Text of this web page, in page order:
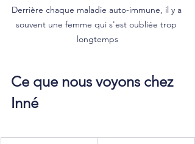
Derrière chaque maladie auto-immune, il y a
souvent une femme qui s'est oubliée trop
longtemps
Ce que nous voyons chez
Inné